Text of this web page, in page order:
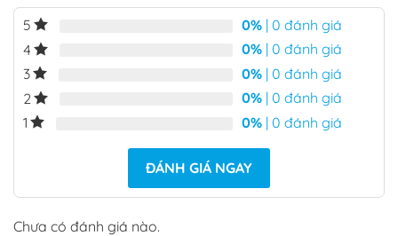
5 0% | 0 đánh giá
4
0% | 0 đánh giá
3
0% | 0 đánh giá
2
0% | 0 đánh giá
1
0% | 0 đánh giá
ĐÁNH GIÁ NGAY
Chưa có đánh giá nào.